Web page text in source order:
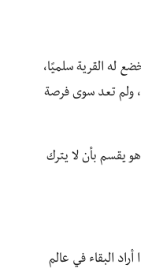
له القرية سلميًا،
ولم تعد سوى فرصة
يقسم بأن لا يترك
البقاء في عالم